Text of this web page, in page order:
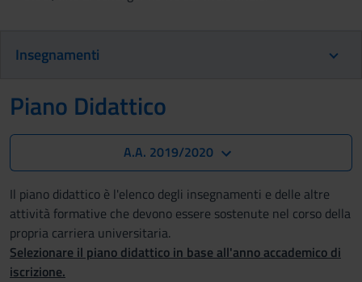
Insegnamenti
Piano Didattico
A.A. 2019/2020
Il piano didattico è l'elenco degli insegnamenti e delle altre
attività formative che devono essere sostenute nel corso della
propria carriera universitaria.
Selezionare il piano didattico in base all'anno accademico di
iscrizione.